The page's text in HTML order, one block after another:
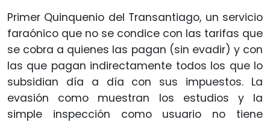
Primer Quinquenio del Transantiago, un servicio
faraónico que no se condice con las tarifas que
se cobra a quienes las pagan (sin evadir) y con
las que pagan indirectamente todos los que lo
subsidian día a día con sus impuestos. La
evasión como muestran los estudios y la
simple inspección como usuario no tiene